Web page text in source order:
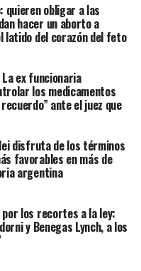
quieren obligar a las
hacer un aborto a
latido del corazón del feto
ex funcionaria
los medicamentos
ante el juez que
disfruta de los términos
favorables en más de
argentina
los recortes a la ley:
y Benegas Lynch, a los